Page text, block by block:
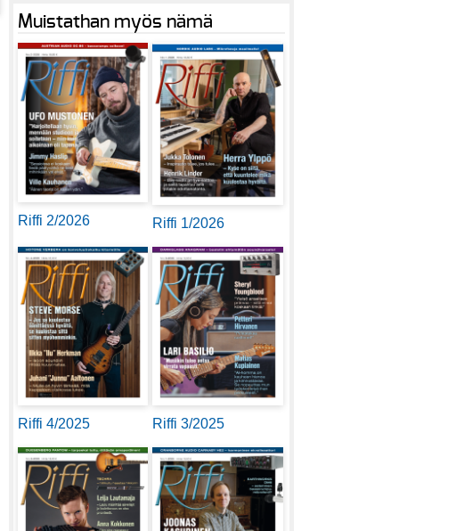
Muistathan myös nämä
Riffi 2/2026 Riffi 1/2026
Riffi 4/2025 Riffi 3/2025